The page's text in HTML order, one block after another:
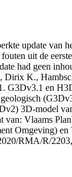
update van
uit de
had geen
Dirix K.,
G3Dv3.1 en
3D-model
van: Vlaams
Omgeving) en
RMA/R/